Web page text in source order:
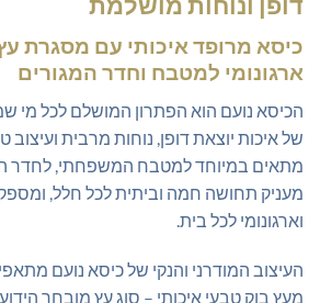
כיסא מרופד איכותי עם מסגרת
ארגונומי למטבח וחדר המגורים
הכיסא נועם הוא הפתרון המושלם לכל מי
של איכות יוצאת דופן, נוחות מרבית
מתאים במיוחד למטבח המשפחתי, לחדר
מעניק תחושה חמה וביתית לכל חלל, ומספק
וארגונומי לכל בית.
העיצוב המודרני והנקי של כיסא נועם
מעץ בוק טבעי איכותי – סוג עץ מובחר